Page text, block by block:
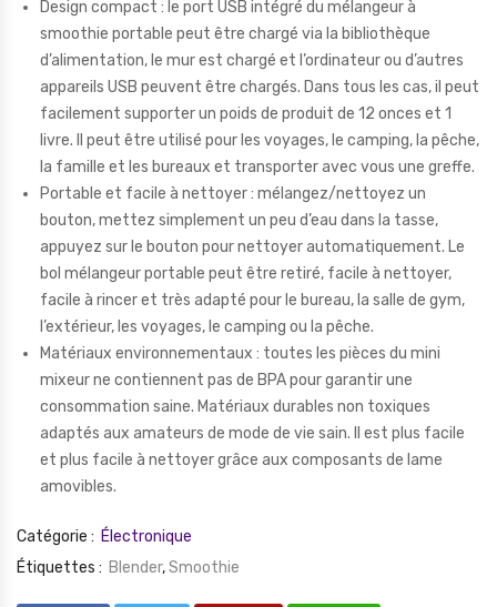
Design compact : le port USB intégré du mélangeur à
smoothie portable peut être chargé via la bibliothèque
d’alimentation, le mur est chargé et l’ordinateur ou d’autres
appareils USB peuvent être chargés. Dans tous les cas, il peut
facilement supporter un poids de produit de 12 onces et 1
livre. Il peut être utilisé pour les voyages, le camping, la pêche,
la famille et les bureaux et transporter avec vous une greffe.
Portable et facile à nettoyer : mélangez/nettoyez un
bouton, mettez simplement un peu d’eau dans la tasse,
appuyez sur le bouton pour nettoyer automatiquement. Le
bol mélangeur portable peut être retiré, facile à nettoyer,
facile à rincer et très adapté pour le bureau, la salle de gym,
l’extérieur, les voyages, le camping ou la pêche.
Matériaux environnementaux : toutes les pièces du mini
mixeur ne contiennent pas de BPA pour garantir une
consommation saine. Matériaux durables non toxiques
adaptés aux amateurs de mode de vie sain. Il est plus facile
et plus facile à nettoyer grâce aux composants de lame
amovibles.
Catégorie : Électronique
Étiquettes : Blender,Smoothie